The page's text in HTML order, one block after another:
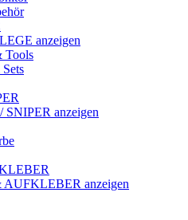
anzeigen
Tools
anzeigen
AUFKLEBER anzeigen